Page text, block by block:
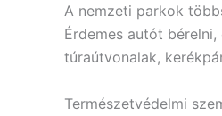
A nemzeti parkok
Érdemes autót
túraútvonalak,
Természetvédelmi